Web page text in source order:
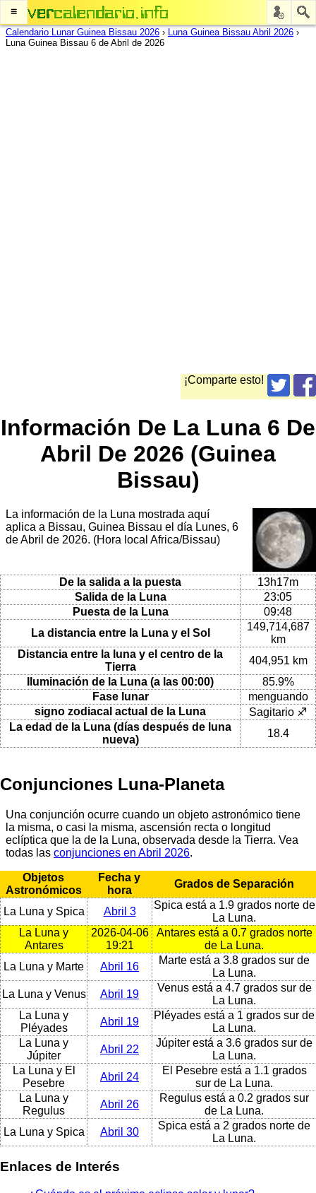
≡
Calendario Lunar Guinea Bissau 2026 › Luna Guinea Bissau Abril 2026 ›
Luna Guinea Bissau 6 de Abril de 2026
¡Comparte esto!
Información De La Luna 6 De
Abril De 2026 (Guinea
Bissau)
La información de la Luna mostrada aquí
aplica a Bissau, Guinea Bissau el día Lunes, 6
de Abril de 2026. (Hora local Africa/Bissau)
De la salida a la puesta
13h17m
Salida de la Luna
23:05
Puesta de la Luna
09:48
La distancia entre la Luna y el Sol
149,714,687
km
Distancia entre la luna y el centro de la
Tierra
404,951 km
Iluminación de la Luna (a las 00:00)
85.9%
Fase lunar
menguando
signo zodiacal actual de la Luna
Sagitario ♐
La edad de la Luna (días después de luna
nueva)
18.4
Conjunciones Luna-Planeta
Una conjunción ocurre cuando un objeto astronómico tiene
la misma, o casi la misma, ascensión recta o longitud
eclíptica que la de la Luna, observada desde la Tierra. Vea
todas las conjunciones en Abril 2026.
Objetos
Astronómicos
Fecha y
hora
Grados de Separación
La Luna y Spica Abril 3
Spica está a 1.9 grados norte de
La Luna.
La Luna y
Antares
2026-04-06
19:21
Antares está a 0.7 grados norte
de La Luna.
La Luna y Marte
Abril 16
Marte está a 3.8 grados sur de
La Luna.
La Luna y Venus
Abril 19
Venus está a 4.7 grados sur de
La Luna.
La Luna y
Pléyades
Abril 19
Pléyades está a 1 grados sur de
La Luna.
La Luna y
Júpiter
Abril 22
Júpiter está a 3.6 grados sur de
La Luna.
La Luna y El
Pesebre
Abril 24
El Pesebre está a 1.1 grados
sur de La Luna.
La Luna y
Regulus
Abril 26
Regulus está a 0.2 grados sur
de La Luna.
La Luna y Spica
Abril 30
Spica está a 2 grados norte de
La Luna.
Enlaces de Interés